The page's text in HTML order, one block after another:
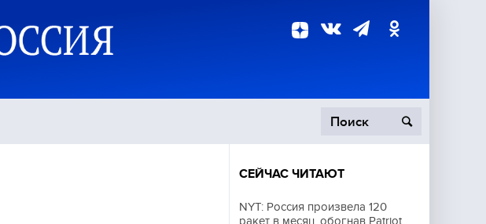
СЕЙЧАС ЧИТАЮТ
NYT: Россия произвела 120
ракет в месяц, обогнав Patriot